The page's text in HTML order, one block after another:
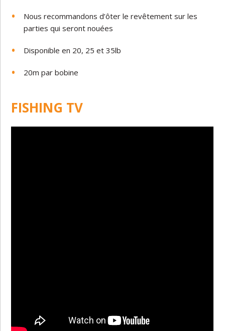
Nous recommandons d’ôter le revêtement sur les
parties qui seront nouées
Disponible en 20, 25 et 35lb
20m par bobine
FISHING TV